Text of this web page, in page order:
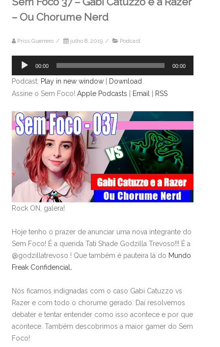
– Ou Chorume Nerd
Priss Guerrero / julho 8, 2019 / Podcast
Tocador
áudio
00:00 00:00
Podcast: Play in new window | Download
Assine o Sem Foco! Apple Podcasts | Email | RSS
Rock ON, galera!
Hoje tenho o prazer de anunciar uma nova integrante do
Sem Foco! É a querida Tati Shade Godzilla Trevoso!!! É a
@godzillatrevoso ! Que também é pauteira lá do Mundo
Freak Confidencial.
Nós ficamos indignadas com o caso Gabi Catuzzo vs
Razer e com todo o chorume gerado. Daí resolvemos
debater e tentar entender como isso acontece e por que
acontece. Também descobrimos a maior gamer do Sem
Foco!